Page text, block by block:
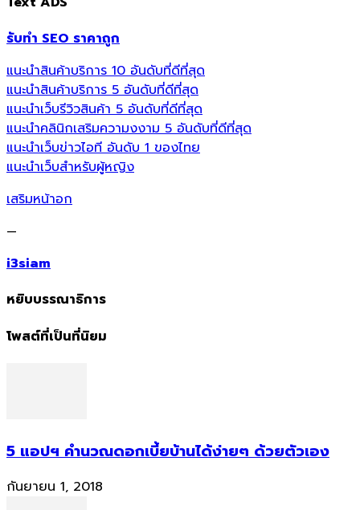
รับทำ SEO ราคาถูก
แนะนำสินค้าบริการ 10 อันดับที่ดีที่สุด
แนะนำสินค้าบริการ 5 อันดับที่ดีที่สุด
แนะนำเว็บรีวิวสินค้า 5 อันดับที่ดีที่สุด
แนะนำคลินิกเสริมความงงาม 5 อันดับที่ดีที่สุด
แนะนำเว็บข่าวไอที อันดับ 1 ของไทย
แนะนำเว็บสำหรับผู้หญิง
เสริมหน้าอก
—
i3siam
หยิบบรรณาธิการ
โพสต์ที่เป็นที่นิยม
5 แอปฯ คำนวณดอกเบี้ยบ้านได้ง่ายๆ ด้วยตัวเอง
กันยายน 1, 2018